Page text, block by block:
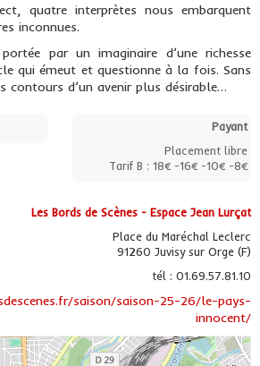
quatre interprètes nous embarquent
inconnues.
par un imaginaire d’une richesse
qui émeut et questionne à la fois. Sans
contours d’un avenir plus désirable…
Payant
Placement libre
Tarif B : 18€ -16€ -10€ -8€
Les Bords de Scènes - Espace Jean Lurçat
Place du Maréchal Leclerc
91260 Juvisy sur Orge (F)
tél : 01.69.57.81.10
saison/saison-25-26/le-pays-
innocent/